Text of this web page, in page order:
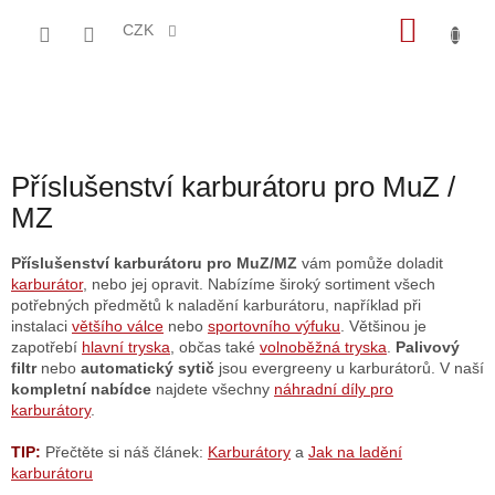
CZK
Příslušenství karburátoru pro MuZ /
MZ
Příslušenství karburátoru pro MuZ/MZ vám pomůže doladit
karburátor, nebo jej opravit. Nabízíme široký sortiment všech
potřebných předmětů k naladění karburátoru, například při
instalaci většího válce nebo sportovního výfuku . Většinou je
zapotřebí hlavní tryska , občas také volnoběžná tryska
Palivový
filtrnebo automatický sytič jsou evergreeny u karburátorů. V naší
kompletní nabídce najdete všechny náhradní díly pro
karburátory.
TIP: Přečtěte si náš článek: Karburátory a Jak na ladění
karburátoru